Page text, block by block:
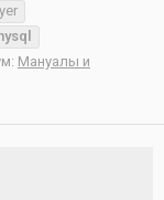
Мануалы и